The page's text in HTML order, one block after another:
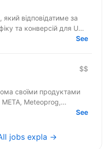
відповідатиме за
та конверсій для US
взаємодію з...
See
$$
своїми продуктами
META, Meteoprog,
See
jobs еxpla →